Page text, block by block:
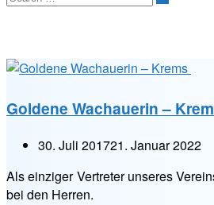
Search
Goldene Wachauerin –
30. Juli 201721. Januar 2022
Als einziger Vertreter unseres
bei den Herren.